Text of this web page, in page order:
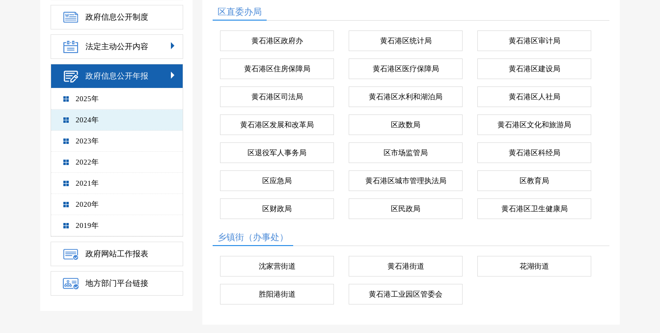
政府信息公开制度
法定主动公开内容
政府信息公开年报
2025年
2024年
2023年
2022年
2021年
2020年
2019年
政府网站工作报表
地方部门平台链接
区直委办局
黄石港区政府办 黄石港区统计局 黄石港区审计局
黄石港区住房保障局 黄石港区医疗保障局 黄石港区建设局
黄石港区司法局 黄石港区水利和湖泊局 黄石港区人社局
黄石港区发展和改革局 区政数局 黄石港区文化和旅游局
区退役军人事务局 区市场监管局 黄石港区科经局
区应急局 黄石港区城市管理执法局 区教育局
区财政局 区民政局 黄石港区卫生健康局
乡镇街（办事处）
沈家营街道 黄石港街道 花湖街道
胜阳港街道 黄石港工业园区管委会